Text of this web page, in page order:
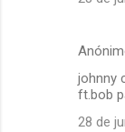
johnny
ft.bob
28 de